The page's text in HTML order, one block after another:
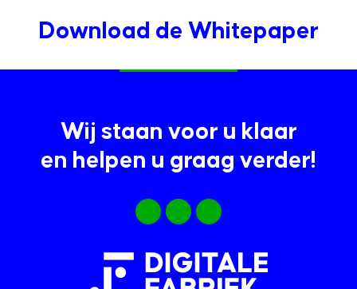
Download de Whitepaper
Wij staan voor u klaar
en helpen u graag verder!